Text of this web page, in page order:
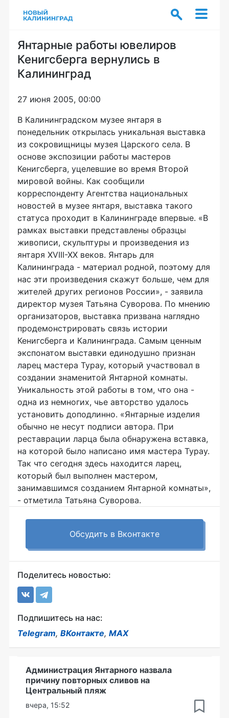
Янтарные работы ювелиров
Кенигсберга вернулись в
Калининград
27 июня 2005, 00:00
В Калининградском музее янтаря в
понедельник открылась уникальная выставка
из сокровищницы музея Царского села. В
основе экспозиции работы мастеров
Кенигсберга, уцелевшие во время Второй
мировой войны. Как сообщили
корреспонденту Агентства национальных
новостей в музее янтаря, выставка такого
статуса проходит в Калининграде впервые. «В
рамках выставки представлены образцы
живописи, скульптуры и произведения из
янтаря XVIII-XX веков. Янтарь для
Калининграда - материал родной, поэтому для
нас эти произведения скажут больше, чем для
жителей других регионов России», - заявила
директор музея Татьяна Суворова. По мнению
организаторов, выставка призвана наглядно
продемонстрировать связь истории
Кенигсберга и Калининграда. Самым ценным
экспонатом выставки единодушно признан
ларец мастера Турау, который участвовал в
создании знаменитой Янтарной комнаты.
Уникальность этой работы в том, что она -
одна из немногих, чье авторство удалось
установить доподлинно. «Янтарные изделия
обычно не несут подписи автора. При
реставрации ларца была обнаружена вставка,
на которой было написано имя мастера Турау.
Так что сегодня здесь находится ларец,
который был выполнен мастером,
занимавшимся созданием Янтарной комнаты»,
- отметила Татьяна Суворова.
Обсудить в Вконтакте
Поделитесь новостью:
Подпишитесь на нас:
Telegram, ВКонтакте, MAX
Администрация Янтарного назвала
причину повторных сливов на
Центральный пляж
вчера, 15:52